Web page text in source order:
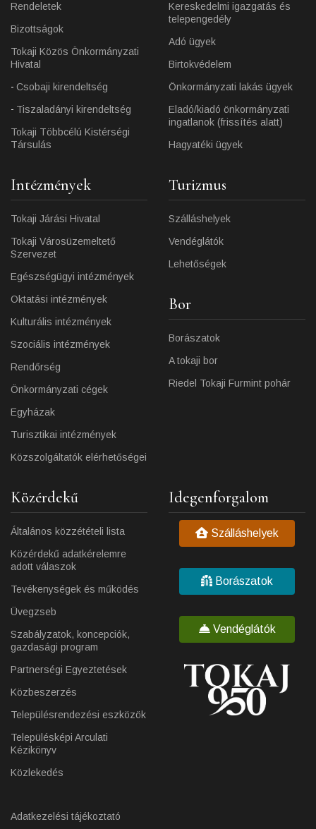
Rendeletek
Bizottságok
Tokaji Közös Önkormányzati
Hivatal
Csobaji kirendeltség
Tiszaladányi kirendeltség
Tokaji Többcélú Kistérségi
Társulás
Kereskedelmi igazgatás és
telepengedély
Adó ügyek
Birtokvédelem
Önkormányzati lakás ügyek
Eladó/kiadó önkormányzati
ingatlanok (frissítés alatt)
Hagyatéki ügyek
Intézmények
Tokaji Járási Hivatal
Tokaji Városüzemeltető
Szervezet
Egészségügyi intézmények
Oktatási intézmények
Kulturális intézmények
Szociális intézmények
Rendőrség
Önkormányzati cégek
Egyházak
Turisztikai intézmények
Közszolgáltatók elérhetőségei
Turizmus
Szálláshelyek
Vendéglátók
Lehetőségek
Bor
Borászatok
A tokaji bor
Riedel Tokaji Furmint pohár
Közérdekű
Általános közzétételi lista
Közérdekű adatkérelemre
adott válaszok
Tevékenységek és működés
Üvegzseb
Szabályzatok, koncepciók,
gazdasági program
Partnerségi Egyeztetések
Közbeszerzés
Településrendezési eszközök
Településképi Arculati
Kézikönyv
Közlekedés
Adatkezelési tájékoztató
Idegenforgalom
Szálláshelyek
Borászatok
Vendéglátók